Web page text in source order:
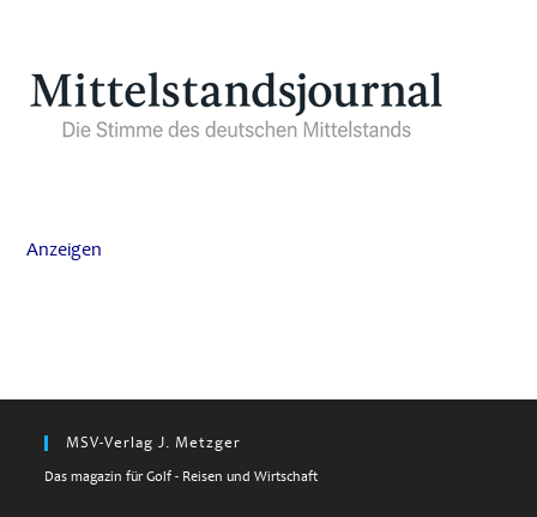
Anzeigen
MSV-Verlag J. Metzger
Das magazin für Golf - Reisen und Wirtschaft